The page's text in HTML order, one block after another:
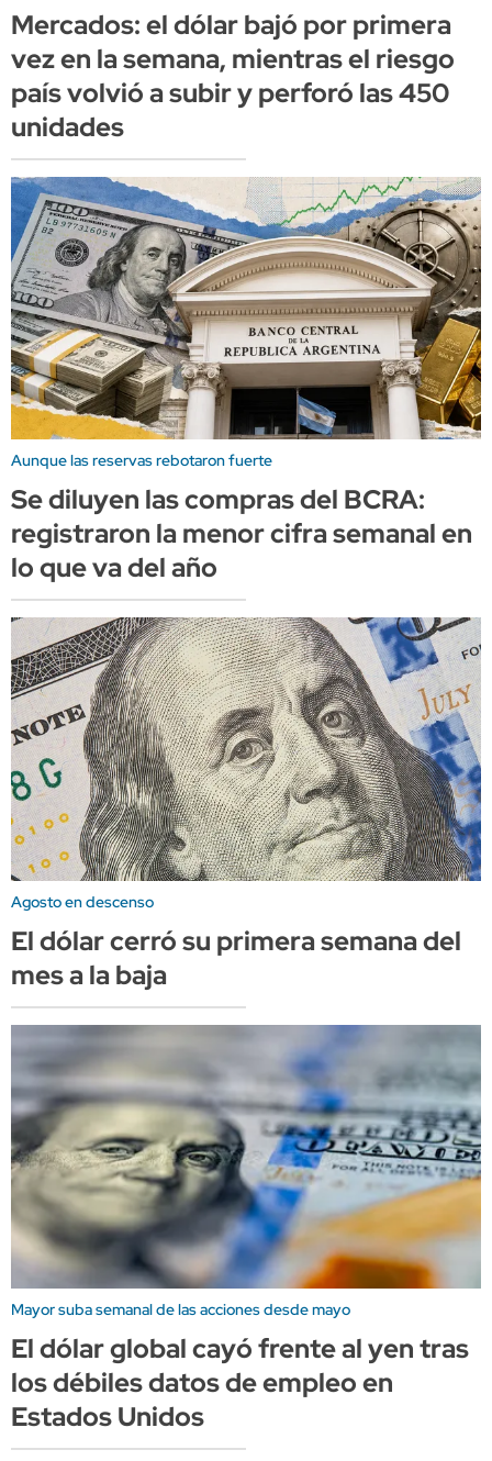
Mercados: el dólar bajó por primera
vez en la semana, mientras el riesgo
país volvió a subir y perforó las 450
unidades
Aunque las reservas rebotaron fuerte
Se diluyen las compras del BCRA:
registraron la menor cifra semanal en
lo que va del año
Agosto en descenso
El dólar cerró su primera semana del
mes a la baja
Mayor suba semanal de las acciones desde mayo
El dólar global cayó frente al yen tras
los débiles datos de empleo en
Estados Unidos